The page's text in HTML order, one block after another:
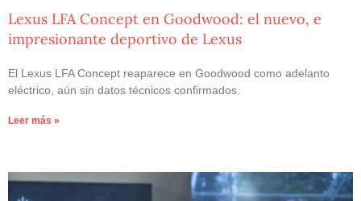
Lexus LFA Concept en Goodwood: el nuevo, e
impresionante deportivo de Lexus
El Lexus LFA Concept reaparece en Goodwood como adelanto
eléctrico, aún sin datos técnicos confirmados.
Leer más »